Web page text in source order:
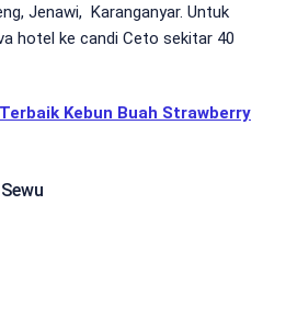
Jenawi, Karanganyar. Untuk
hotel ke candi Ceto sekitar 40
Kebun Buah Strawberry